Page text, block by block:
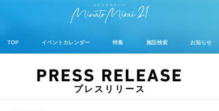
TOP イベントカレンダー 特集 施設検索 お知らせ
PRESS RELEASE
プレスリリース